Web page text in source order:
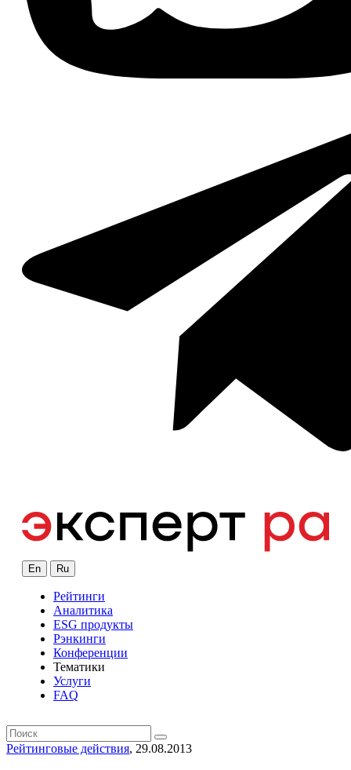
En Ru
Рейтинги
Аналитика
ESG продукты
Рэнкинги
Конференции
Тематики
Услуги
FAQ
Рейтинговые действия, 29.08.2013